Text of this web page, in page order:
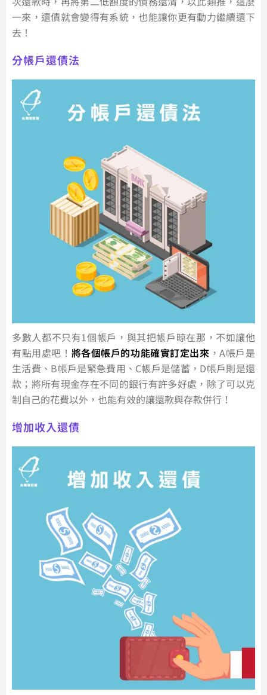
一來，還債就會變得有系統，也能讓你更有動力繼續還下
去！
分帳戶還債法
多數人都不只有1個帳戶，與其把帳戶晾在那，不如讓他
有點用處吧！ 將各個帳戶的功能確實訂定出來 ，A帳戶是
生活費、B帳戶是緊急費用、C帳戶是儲蓄，D帳戶則是還
款；將所有現金存在不同的銀行有許多好處，除了可以克
制自己的花費以外，也能有效的讓還款與存款併行！
增加收入還債